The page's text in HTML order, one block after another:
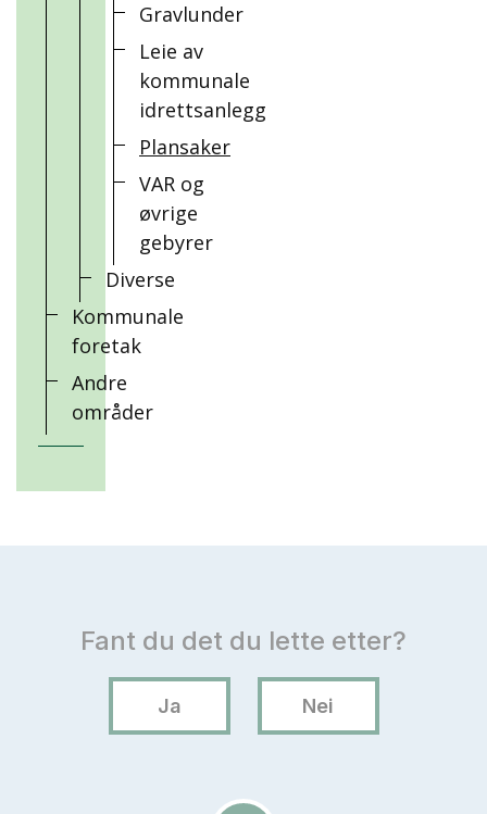
Gravlunder
Leie av
kommunale
idrettsanlegg
Plansaker
VAR og
øvrige
gebyrer
Diverse
Kommunale
foretak
Andre
områder